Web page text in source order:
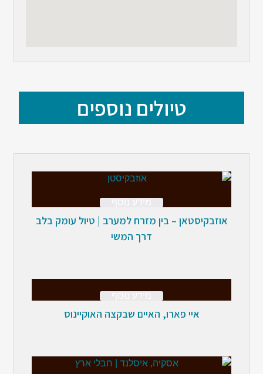
טיולים נוספים
אוזבקיסטאן – בין מזרח למערב | טיול עומק בלב
דרך המשי
איי פארו, האיים שבקצה האוקיינוס